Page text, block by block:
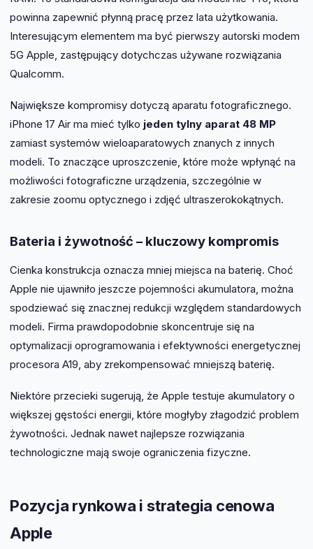
powinna zapewnić płynną pracę przez lata użytkowania.
Interesującym elementem ma być pierwszy autorski modem
5G Apple, zastępujący dotychczas używane rozwiązania
Qualcomm.
Największe kompromisy dotyczą aparatu fotograficznego.
iPhone 17 Air ma mieć tylko jeden tylny aparat 48 MP
zamiast systemów wieloaparatowych znanych z innych
modeli. To znaczące uproszczenie, które może wpłynąć na
możliwości fotograficzne urządzenia, szczególnie w
zakresie zoomu optycznego i zdjęć ultraszerokokątnych.
Bateria i żywotność – kluczowy kompromis
Cienka konstrukcja oznacza mniej miejsca na baterię. Choć
Apple nie ujawniło jeszcze pojemności akumulatora, można
spodziewać się znacznej redukcji względem standardowych
modeli. Firma prawdopodobnie skoncentruje się na
optymalizacji oprogramowania i efektywności energetycznej
procesora A19, aby zrekompensować mniejszą baterię.
Niektóre przecieki sugerują, że Apple testuje akumulatory o
większej gęstości energii, które mogłyby złagodzić problem
żywotności. Jednak nawet najlepsze rozwiązania
technologiczne mają swoje ograniczenia fizyczne.
Pozycja rynkowa i strategia cenowa
Apple